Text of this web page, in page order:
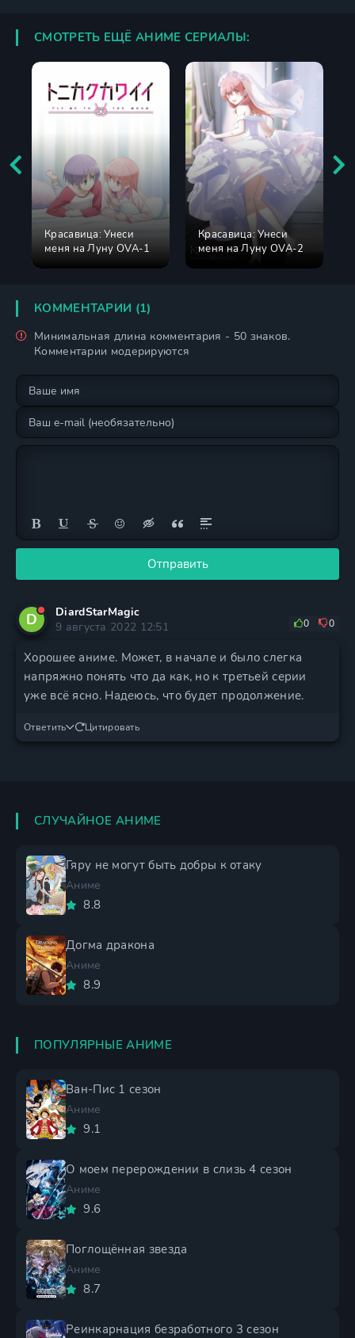
СМОТРЕТЬ ЕЩЁ АНИМЕ СЕРИАЛЫ:
Красавица: Унеси
меня на Луну OVA-1
Красавица: Унеси
меня на Луну OVA-2
КОММЕНТАРИИ (1)
Минимальная длина комментария - 50 знаков.
Комментарии модерируются
Отправить
D
DiardStarMagic
9 августа 2022 12:51
0 0
Хорошее аниме. Может, в начале и было слегка
напряжно понять что да как, но к третьей серии
уже всё ясно. Надеюсь, что будет продолжение.
Ответить Цитировать
СЛУЧАЙНОЕ АНИМЕ
Гяру не могут быть добры к отаку
Аниме
8.8
Догма дракона
Аниме
8.9
ПОПУЛЯРНЫЕ АНИМЕ
Ван-Пис 1 сезон
Аниме
9.1
О моем перерождении в слизь 4 сезон
Аниме
9.6
Поглощённая звезда
Аниме
8.7
Реинкарнация безработного 3 сезон